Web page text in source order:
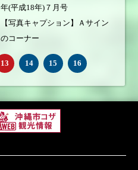
年(平成18年)７月号
【写真キャプション】Ａサイン
のコーナー
13 14 15 16